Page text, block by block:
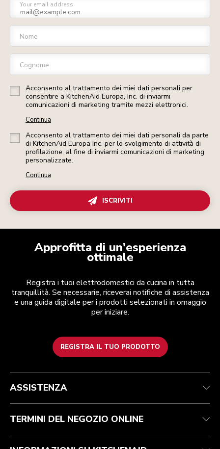
Your email address
Nome
Cognome
Acconsento al trattamento dei miei dati personali per
consentire a KitchenAid Europa, Inc. di inviarmi
comunicazioni di marketing tramite mezzi elettronici.
Continua
Acconsento al trattamento dei miei dati personali da parte
di KitchenAid Europa Inc. per lo svolgimento di attività di
profilazione, al fine di inviarmi comunicazioni di marketing
personalizzate.
Continua
ISCRIVITI
Approfitta di un'esperienza
ottimale
Registra i tuoi elettrodomestici da cucina in tutta
tranquillità. Se necessarie, riceverai notifiche di assistenza
e una guida digitale per i prodotti selezionati in omaggio
per iniziare.
REGISTRA IL TUO PRODOTTO
Health Check
Traccia il tuo ordine
Garanzia e documentazione
FAQ
Termini e condizioni
Resi e rimborsi
Imprint
ODR
Per il marchio
Trova un negozio
ASSISTENZA
TERMINI DEL NEGOZIO ONLINE